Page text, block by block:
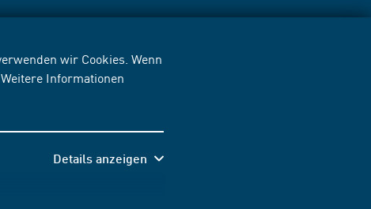
wir Cookies. Wenn
Informationen
Details anzeigen